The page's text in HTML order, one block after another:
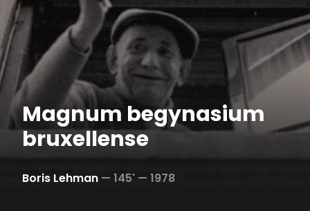
Magnum begynasium
bruxellense
Boris Lehman — 145' — 1978